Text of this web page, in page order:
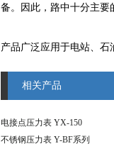
备。因此，路中十分主要
产品广泛应用于电站、
相关产品
电接点压力表 YX-150
不锈钢压力表 Y-BF系列